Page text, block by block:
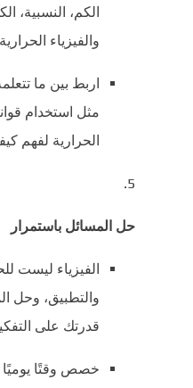
الكم، النسبية،
والفيزياء
اربط بين ما
مثل استخدام
الحرارية لفهم
حل المسائل باستمرار
الفيزياء ليست
والتطبيق، وحل
قدرتك على